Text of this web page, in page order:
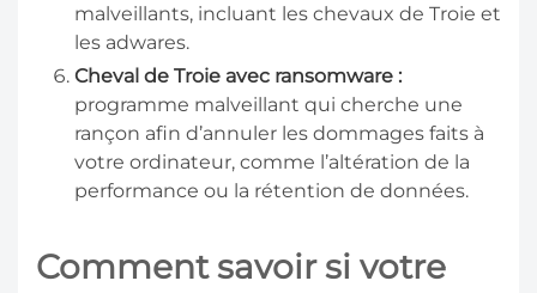
malveillants, incluant les chevaux de Troie et
les adwares.
Cheval de Troie avec ransomware :
programme malveillant qui cherche une
rançon afin d’annuler les dommages faits à
votre ordinateur, comme l’altération de la
performance ou la rétention de données.
Comment savoir si votre